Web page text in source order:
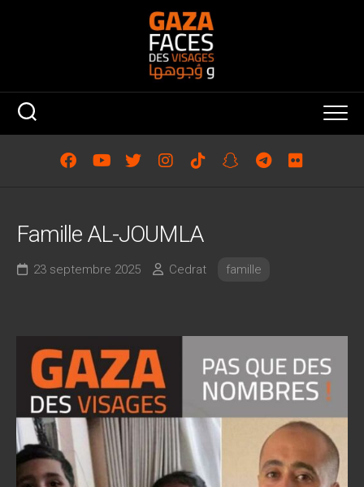
Famille AL-JOUMLA
23 septembre 2025 Cedrat famille